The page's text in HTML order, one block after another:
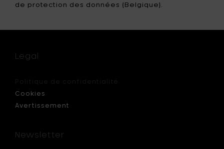
de protection des données (Belgique).
Legal
Cookies
Avertissement
Newsletter